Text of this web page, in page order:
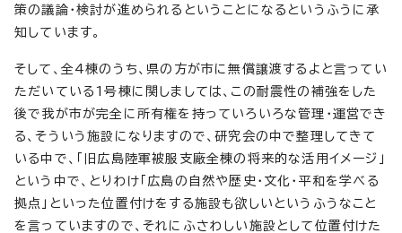
策の議論・検討が進められるということになるというふうに承
知しています。
そして、全4棟のうち、県の方が市に無償譲渡するよと言ってい
ただいている1号棟に関しましては、この耐震性の補強をした
後で我が市が完全に所有権を持っていろいろな管理・運営でき
る、そういう施設になりますので、研究会の中で整理してきて
いる中で、「旧広島陸軍被服支廠全棟の将来的な活用イメージ」
という中で、とりわけ「広島の自然や歴史・文化・平和を学べる
拠点」といった位置付けをする施設も欲しいというふうなこと
を言っていますので、それにふさわしい施設として位置付けた